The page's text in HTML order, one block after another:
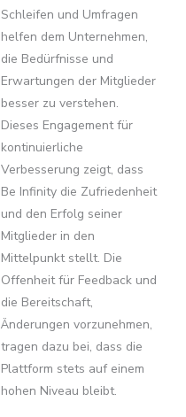
Schleifen und Umfragen
helfen dem Unternehmen,
die Bedürfnisse und
Erwartungen der Mitglieder
besser zu verstehen.
Dieses Engagement für
kontinuierliche
Verbesserung zeigt, dass
Be Infinity die Zufriedenheit
und den Erfolg seiner
Mitglieder in den
Mittelpunkt stellt. Die
Offenheit für Feedback und
die Bereitschaft,
Änderungen vorzunehmen,
tragen dazu bei, dass die
Plattform stets auf einem
hohen Niveau bleibt.